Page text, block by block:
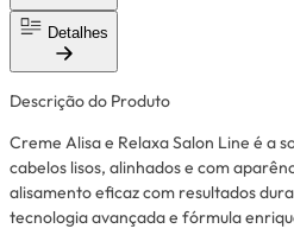
Detalhes
Descrição do Produto
Creme Alisa e Relaxa Salon Line é a
cabelos lisos, alinhados e com
alisamento eficaz com resultados
tecnologia avançada e fórmula